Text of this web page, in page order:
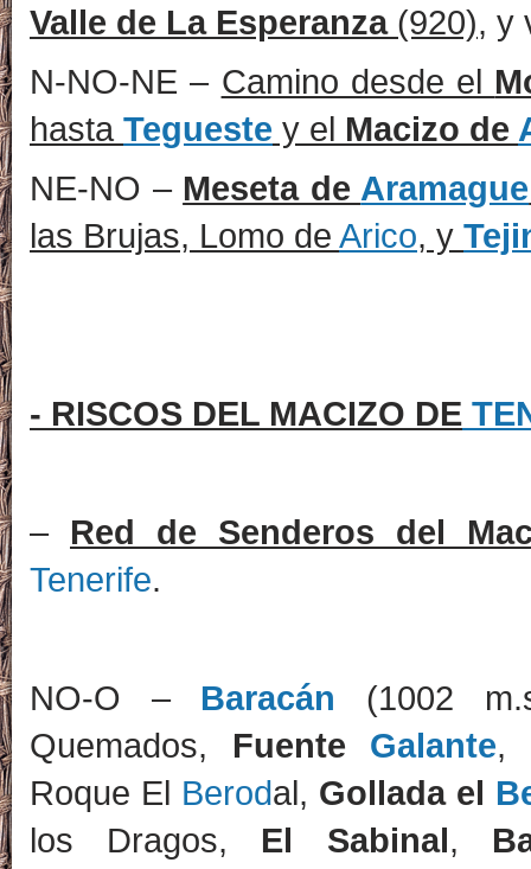
Valle de La Esperanza(920), y
N-NO-NE – Camino desde el
hasta Tegueste y el Macizo de
NE-NO – Meseta de Aramague
las Brujas, Lomo de Arico, y
- RISCOS DEL MACIZO DE
– Red de Senderos del
Tenerife.
NO-O – Baracán (1002
Quemados, Fuente Galante,
Roque El Berodal, Gollada el
los Dragos, El Sabinal,